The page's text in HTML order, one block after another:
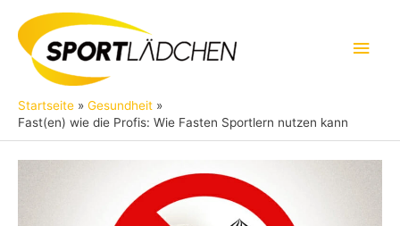
Inhalt
springen
Startseite
Gesundheit
Fast(en) wie die Profis: Wie Fasten Sportlern nutzen kann